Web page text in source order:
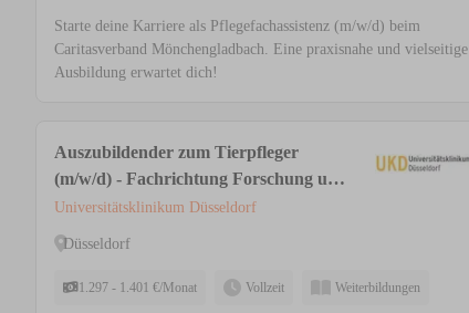
Starte deine Karriere als Pflegefachassistenz (m/w/d) beim
Caritasverband Mönchengladbach. Eine praxisnahe und vielseitige
Ausbildung erwartet dich!
Auszubildender zum Tierpfleger
(m/w/d) - Fachrichtung Forschung und
Klinik
Universitätsklinikum Düsseldorf
Düsseldorf
1.297 - 1.401 €/Monat Vollzeit Weiterbildungen